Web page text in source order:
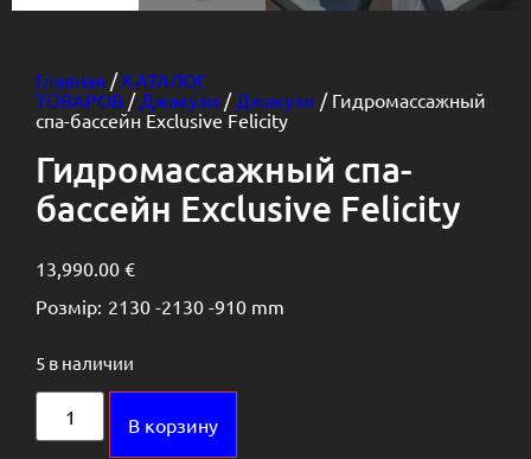
Главная / КАТАЛОГ
ТОВАРОВ / Джакузи / Джакузи / Гидромассажный
спа-бассейн Exclusive Felicity
Гидромассажный спа-
бассейн Exclusive Felicity
13,990.00 €
Розмір: 2130 -2130 -910 mm
5 в наличии
В корзину